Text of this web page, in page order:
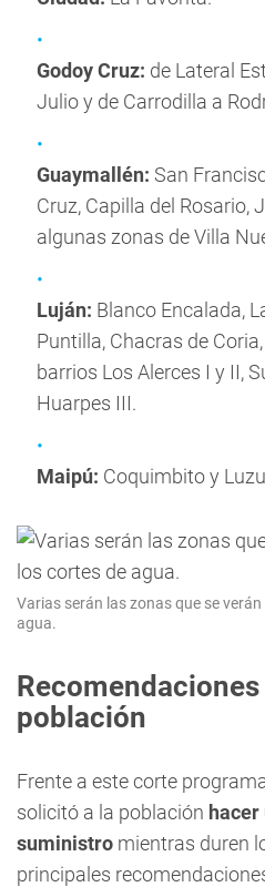
Godoy Cruz: de Lateral
Julio y de Carrodilla a
Guaymallén: San
Cruz, Capilla del Rosario,
algunas zonas de Villa
Luján: Blanco Encalada,
Puntilla, Chacras de
barrios Los Alerces I y II,
Huarpes III.
Maipú: Coquimbito y
Varias serán las zonas que se
agua.
Recomendaciones
población
Frente a este corte
solicitó a la población hacer
suministro mientras duren
principales